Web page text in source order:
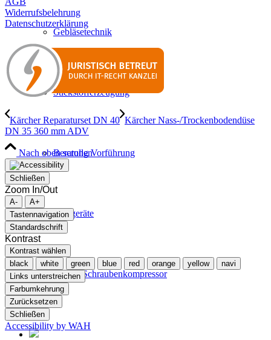
Gebläsetechnik
Stickstofferzeugung
Beratung Vorführung
Mietgeräte
Aktion Schraubenkompressor
Widerrufsbelehrung
Datenschutzerklärung
Kärcher Reparaturset DN 40 Kärcher Nass-/Trockenbodendüse
DN 35 360 mm ADV
Nach oben scrollen
Schließen
Zoom In/Out
A-
A+
Tastennavigation
Standardschrift
Kontrast
Kontrast wählen
black
white green blue red orange yellow
navi
Links unterstreichen
Farbumkehrung
Zurücksetzen
Schließen
Accessibility by WAH